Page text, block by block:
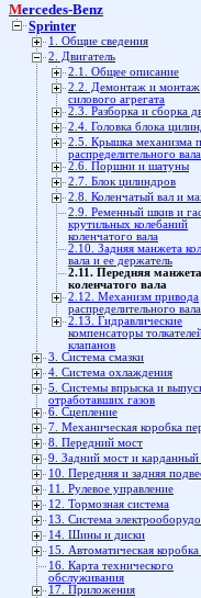
Mercedes-Benz
Sprinter
1. Общие сведения
2. Двигатель
2.1. Общее описание
2.2. Демонтаж и монтаж
силового агрегата
2.3. Разборка и сборка
2.4. Головка блока
2.5. Крышка механизма
распределительного вала
2.6. Поршни и шатуны
2.7. Блок цилиндров
2.8. Коленчатый вал и
2.9. Ременный шкив и
крутильных колебаний
коленчатого вала
2.10. Задняя манжета
вала и ее держатель
2.11. Передняя манжета
коленчатого вала
2.12. Механизм привода
распределительного вала
2.13. Гидравлические
компенсаторы
клапанов
3. Система смазки
4. Система охлаждения
5. Системы впрыска и
отработавших газов
6. Сцепление
7. Механическая коробка
8. Передний мост
9. Задний мост и карданный
10. Передняя и задняя
11. Рулевое управление
12. Тормозная система
13. Система
14. Шины и диски
15. Автоматическая коробка
16. Карта технического
обслуживания
17. Приложения